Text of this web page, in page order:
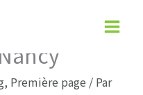
, Première page / Par